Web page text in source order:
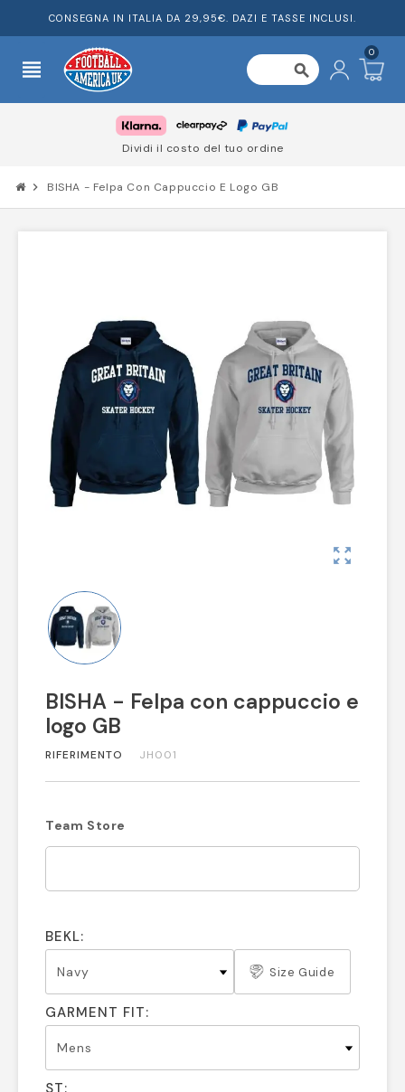
CONSEGNA IN ITALIA DA 29,95€. DAZI E TASSE INCLUSI.
view_headline search
0
Dividi il costo del tuo ordine
chevron_right BISHA - Felpa Con Cappuccio E Logo GB
zoom_out_map
BISHA - Felpa con cappuccio e
logo GB
RIFERIMENTO JH001
Team Store
BEKL:
Size Guide
GARMENT FIT:
ST: